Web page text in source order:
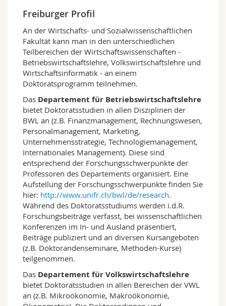
Interfakultär
Doktorierende
Webmail
Vorlesungsverzeichnis
MyUnifr
Freiburger Profil
An der Wirtschafts- und Sozialwissenschaftlichen
Fakultät kann man in den unterschiedlichen
Teilbereichen der Wirtschaftswissenschaften -
Betriebswirtschaftslehre, Volkswirtschaftslehre und
Wirtschaftsinformatik - an einem
Doktoratsprogramm teilnehmen.
Das Departement für Betriebswirtschaftslehre
bietet Doktoratsstudien in allen Disziplinen der
BWL an (z.B. Finanzmanagement, Rechnungswesen,
Personalmanagement, Marketing,
Unternehmensstrategie, Technologiemanagement,
Internationales Management). Diese sind
entsprechend der Forschungsschwerpunkte der
Professoren des Departements organisiert. Eine
Aufstellung der Forschungsschwerpunkte finden Sie
hier: http://www.unifr.ch/bwl/de/research.
Während des Doktoratsstudiums werden i.d.R.
Forschungsbeiträge verfasst, bei wissenschaftlichen
Konferenzen im In- und Ausland präsentiert,
Beiträge publiziert und an diversen Kursangeboten
(z.B. Doktorandenseminare, Methoden-Kurse)
teilgenommen.
Das Departement für Volkswirtschaftslehre
bietet Doktoratsstudien in allen Bereichen der VWL
an (z.B. Mikroökonomie, Makroökonomie,